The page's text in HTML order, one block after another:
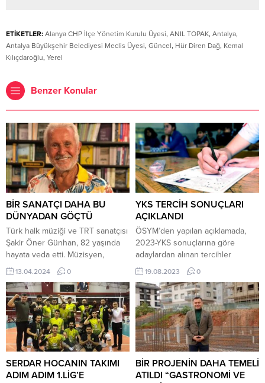
ETİKETLER: Alanya CHP İlçe Yönetim Kurulu Üyesi, ANIL TOPAK, Antalya,
Antalya Büyükşehir Belediyesi Meclis Üyesi, Güncel, Hür Diren Dağ, Kemal
Kılıçdaroğlu, Yerel
Benzer Konular
BİR SANATÇI DAHA BU
DÜNYADAN GÖÇTÜ
Türk halk müziği ve TRT sanatçısı
Şakir Öner Günhan, 82 yaşında
hayata veda etti. Müzisyen,
Muğla’nın Bodrum ilçesinde
tedavi gördüğü hastanede
yaşamını yitirdi. 1942 yılında
doğan Günhan, 2020 yılında
düzenli aralıklarla yaptırdığı
check-up sırasında kalın bağırsak
kanserine yakalandığını öğrendi.
Tümörün kontrol altına alınması
için kemoterapi tedavisi almaya
başlayan Günhan’ın, kemoterapi...
13.04.2024 0
YKS TERCİH SONUÇLARI
AÇIKLANDI
ÖSYM’den yapılan açıklamada,
2023-YKS sonuçlarına göre
adaylardan alınan tercihler
doğrultusunda, 2023-YKS
yükseköğretim programlarına
merkezi yerleştirme işlemlerinin
tamamlandığı bildirildi. Adayların,
yerleştirme sonuçlarını T.C. Kimlik
numaraları ve aday şifreleri ile
ÖSYM’nin
https://sonuc.osym.gov.tr internet
adresinden öğrenebileceği
kaydedildi. Yükseköğretim Kurulu
19.08.2023 0
SERDAR HOCANIN TAKIMI
ADIM ADIM 1.LİG’E
BİR PROJENİN DAHA TEMELİ
ATILDI “GASTRONOMİ VE